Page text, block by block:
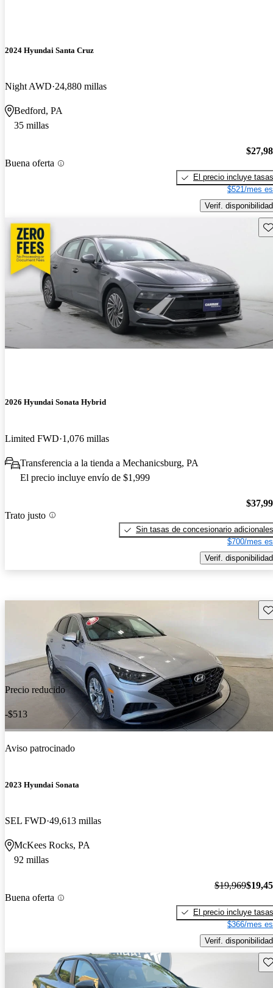
2024 Hyundai Santa Cruz
Night AWD 24,880 millas
Bedford, PA
35 millas
Buena oferta
El precio incluye tasas
$521/mes
Verif. disponibilidad
2026 Hyundai Sonata Hybrid
Limited FWD 1,076 millas
Transferencia a la tienda a Mechanicsburg, PA
El precio incluye envío de $1,999
Trato justo
Sin tasas de concesionario adicionales
$700/mes
Verif. disponibilidad
Precio reducido
-$513
Aviso patrocinado
2023 Hyundai Sonata
SEL FWD 49,613 millas
McKees Rocks, PA
92 millas
Buena oferta
$19,969
El precio incluye tasas
$366/mes
Verif. disponibilidad